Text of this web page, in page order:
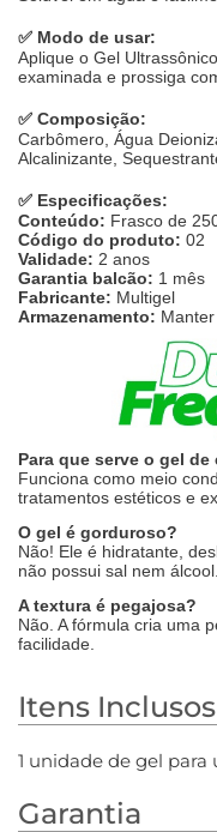
✅ Modo de usar:
Aplique o Gel
examinada e prossiga
✅ Composição:
Carbômero, Água
Alcalinizante,
✅ Especificações:
Conteúdo: Frasco de
Código do produto: 02
Validade: 2 anos
Garantia balcão: 1 mês
Fabricante: Multigel
Armazenamento:
Para que serve o gel
Funciona como meio
tratamentos estéticos e
O gel é gorduroso?
Não! Ele é hidratante,
não possui sal nem álcool.
A textura é pegajosa?
Não. A fórmula cria uma
facilidade.
Itens Inclusos
1 unidade de gel
Garantia